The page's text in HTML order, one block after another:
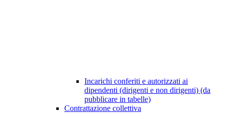
Incarichi conferiti e autorizzati ai
dipendenti (dirigenti e non dirigenti) (da
pubblicare in tabelle)
Contrattazione collettiva